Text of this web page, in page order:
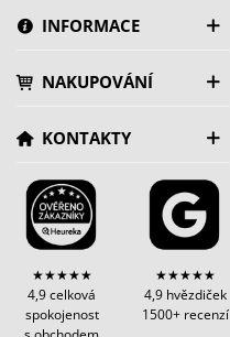
INFORMACE
NAKUPOVÁNÍ
KONTAKTY
★★★★★
4,9 celková
spokojenost
★★★★★
4,9 hvězdiček
1500+ recenzí